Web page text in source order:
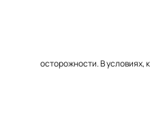
осторожности. В условиях,